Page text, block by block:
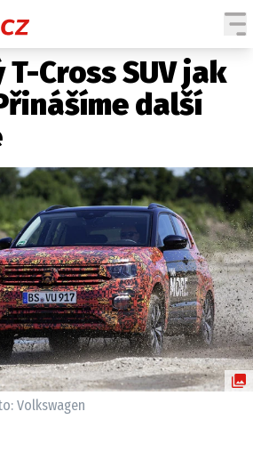
AUTA
TESTY AUT
SPY
HISTORIE
ZAJÍMAVOSTI
TECHNIKA
EKONOMIKA
ČESKÝ TRH
TUNING
PROFI
ELEKTRO
Cross SUV jak
další
Volkswagen